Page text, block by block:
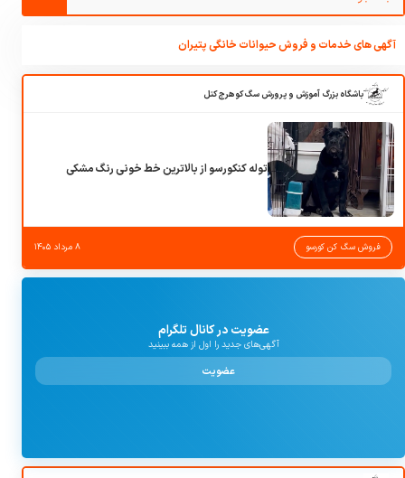
آگهی های خدمات و فروش حیوانات خانگی پتیران
باشگاه بزرگ آموزش و پرورش سگ کوهرج کنل
توله کنکورسو از بالاترین خط خونی رنگ مشکی
فروش سگ کن کورسو ۸ مرداد ۱۴۰۵
عضویت در کانال تلگرام
آگهی‌های جدید را اول از همه ببینید
عضویت